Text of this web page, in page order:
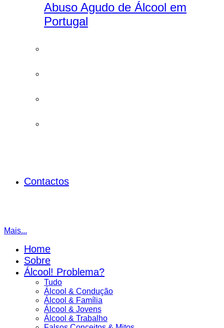
Abuso Agudo de Álcool em
Portugal
Contactos
Mais...
Home
Sobre
Álcool! Problema?
Tudo
Álcool & Condução
Álcool & Família
Álcool & Jovens
Álcool & Trabalho